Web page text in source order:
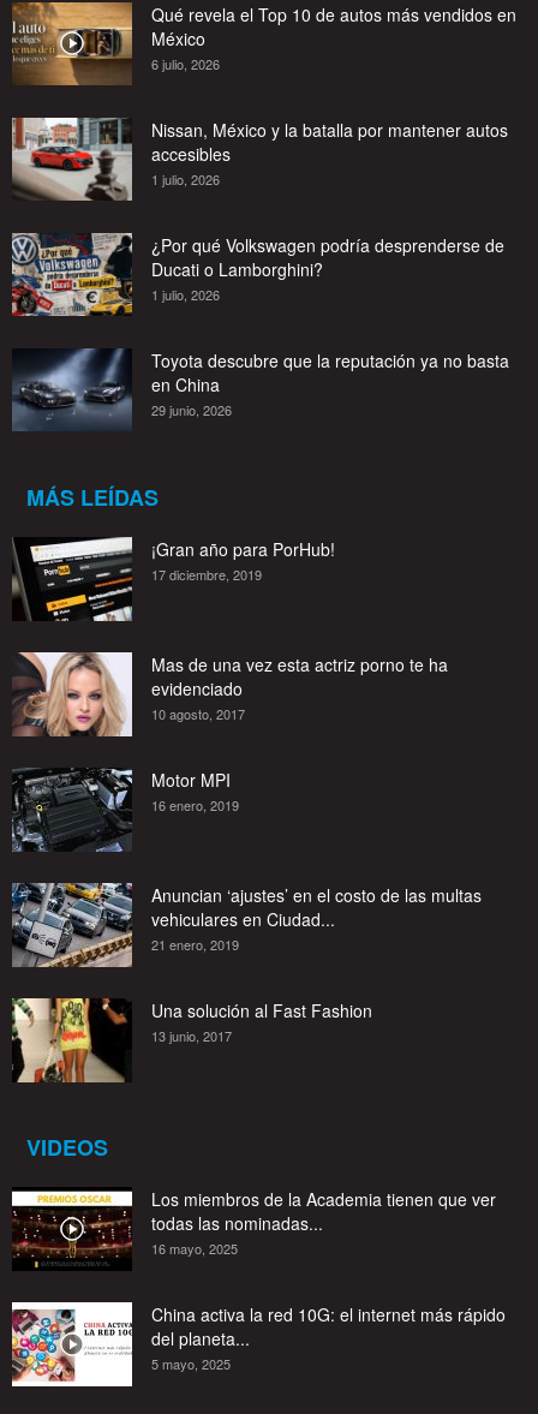
Qué revela el Top 10 de autos más vendidos en
México
6 julio, 2026
Nissan, México y la batalla por mantener autos
accesibles
1 julio, 2026
¿Por qué Volkswagen podría desprenderse de
Ducati o Lamborghini?
1 julio, 2026
Toyota descubre que la reputación ya no basta
en China
29 junio, 2026
MÁS LEÍDAS
¡Gran año para PorHub!
17 diciembre, 2019
Mas de una vez esta actriz porno te ha
evidenciado
10 agosto, 2017
Motor MPI
16 enero, 2019
Anuncian ‘ajustes’ en el costo de las multas
vehiculares en Ciudad...
21 enero, 2019
Una solución al Fast Fashion
13 junio, 2017
VIDEOS
Los miembros de la Academia tienen que ver
todas las nominadas...
16 mayo, 2025
China activa la red 10G: el internet más rápido
del planeta...
5 mayo, 2025